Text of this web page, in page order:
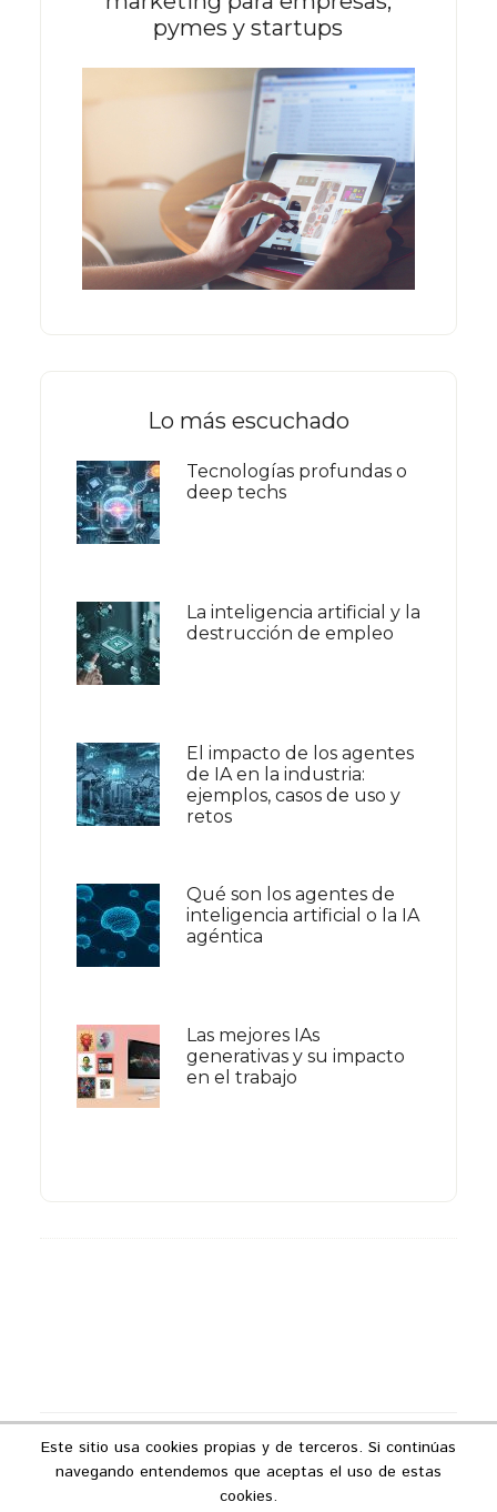
pymes y startups
Lo más escuchado
Tecnologías profundas o
deep techs
La inteligencia artificial y la
destrucción de empleo
El impacto de los agentes
de IA en la industria:
ejemplos, casos de uso y
retos
Qué son los agentes de
inteligencia artificial o la IA
agéntica
Las mejores IAs
generativas y su impacto
en el trabajo
Copyright © 2026 ·Podcast Industria 4.0
Política de privacidad
Este sitio usa cookies propias y de terceros. Si continúas
navegando entendemos que aceptas el uso de estas
cookies.